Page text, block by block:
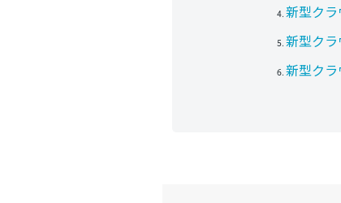
新型ク
新型ク
新型ク